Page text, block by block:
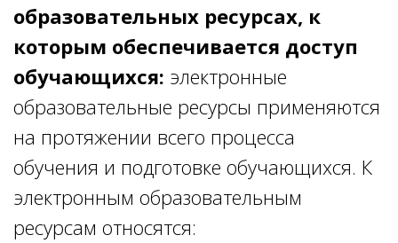
образовательных ресурсах, к
которым обеспечивается доступ
обучающихся: электронные
образовательные ресурсы применяются
на протяжении всего процесса
обучения и подготовке обучающихся. К
электронным образовательным
ресурсам относятся: